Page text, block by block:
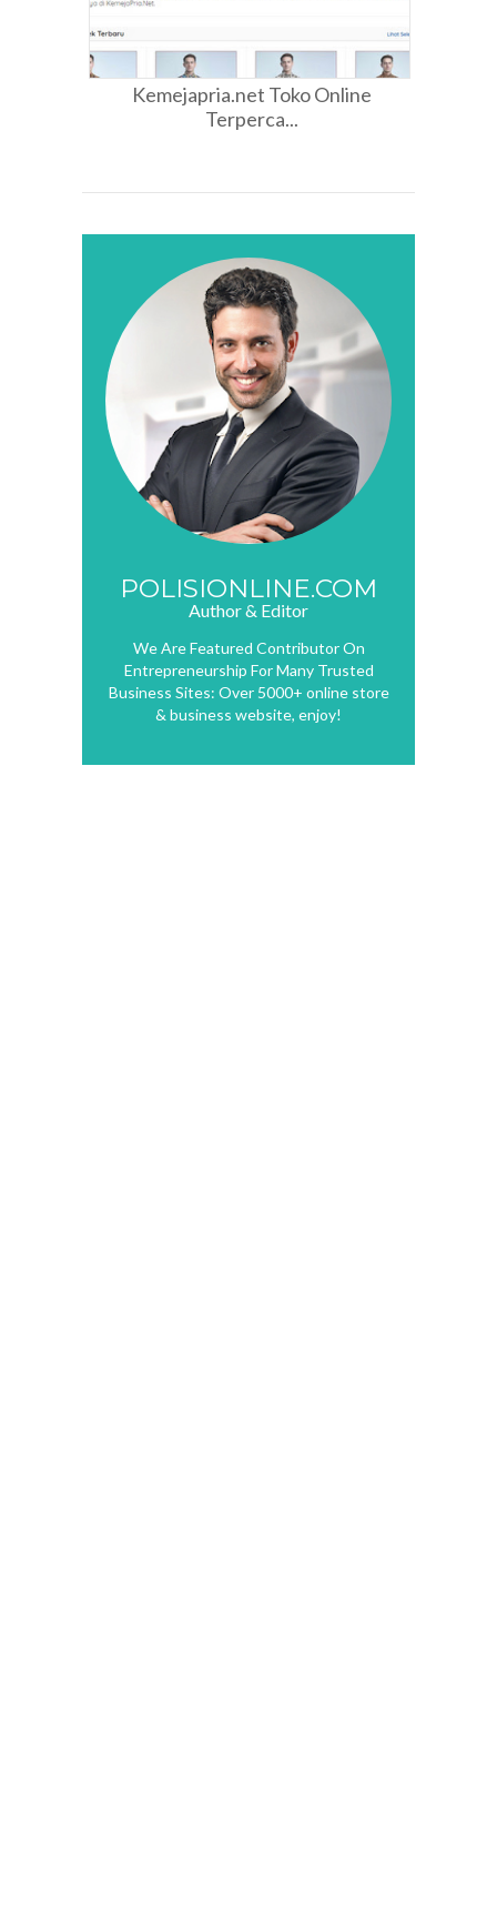
Kemejapria.net Toko Online
Terperca...
POLISIONLINE.COM
Author & Editor
We Are Featured Contributor On
Entrepreneurship For Many Trusted
Business Sites: Over 5000+ online store
& business website, enjoy!